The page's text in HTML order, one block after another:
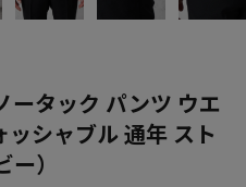
ータック パンツ ウエ
シャブル 通年 スト
）